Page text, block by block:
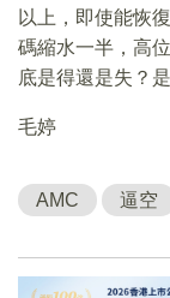
以上，即使能恢
碼縮水一半，高
底是得還是失？
毛婷
AMC 逼空